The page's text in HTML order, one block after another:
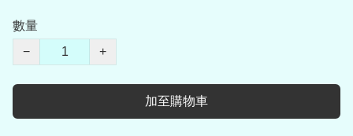
數量
−
+
加至購物車